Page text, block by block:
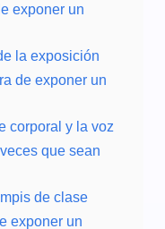
exponer un
la exposición
de exponer un
corporal y la voz
que sean
de clase
exponer un